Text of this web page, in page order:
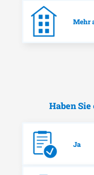
Mehr
Haben
Ja